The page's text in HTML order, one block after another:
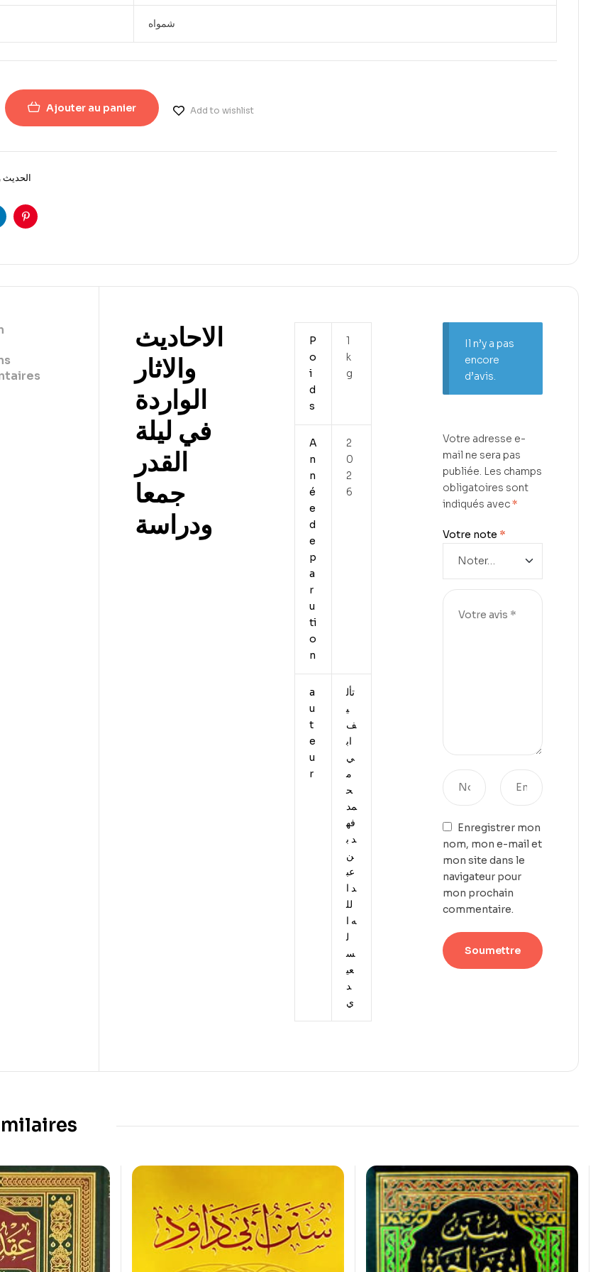
شمواه
Ajouter au panier Add to wishlist
الحدیث
Pinterest
الاحاديث
والاثار
الواردة
في ليلة
القدر
جمعا
ودراسة
P
o
i
d
s
1
k
g
A
n
n
é
e
d
e
p
a
r
u
ti
o
n
2
0
2
6
a
u
t
e
u
r
تأل
ي
ف
اب
ي
م
ح
مد
فه
د ب
ن
عب
د ا
لل
ه ا
ل
س
عي
د
ي
Il n’y a pas
encore
d’avis.
Votre adresse e-
mail ne sera pas
publiée. Les champs
obligatoires sont
indiqués avec*
Votre note *
Enregistrer mon
nom, mon e-mail et
mon site dans le
navigateur pour
mon prochain
commentaire.